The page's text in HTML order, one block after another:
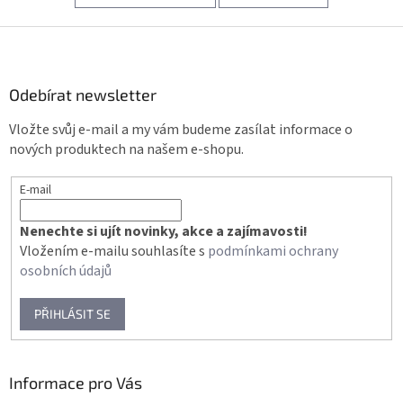
Odebírat newsletter
Vložte svůj e-mail a my vám budeme zasílat informace o
nových produktech na našem e-shopu.
E-mail
Nenechte si ujít novinky, akce a zajímavosti!
Vložením e-mailu souhlasíte s podmínkami ochrany
osobních údajů
PŘIHLÁSIT SE
Informace pro Vás